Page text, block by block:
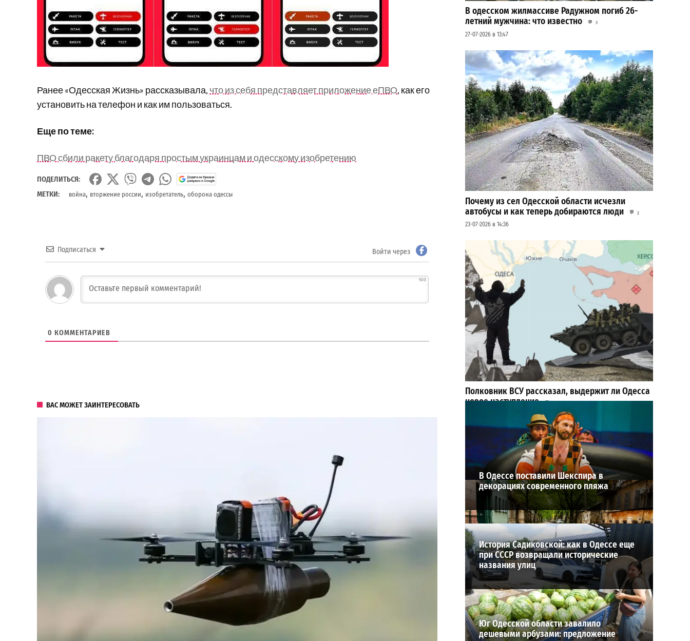
Ранее «Одесская Жизнь» рассказывала, что из себя представляет приложение еПВО, как его
установить на телефон и как им пользоваться.
Еще по теме:
ПВО сбили ракету благодаря простым украинцам и одесскому изобретению
ПОДЕЛИТЬСЯ:
МЕТКИ:
война, вторжение россии, изобретатель, оборона одессы
Подписаться Войти через
500
0 КОММЕНТАРИЕВ
ВАС МОЖЕТ ЗАИНТЕРЕСОВАТЬ
В одесском жилмассиве Радужном погиб 26-
летний мужчина: что известно
3
27-07-2026 в 13:47
Почему из сел Одесской области исчезли
автобусы и как теперь добираются люди
2
23-07-2026 в 14:36
Полковник ВСУ рассказал, выдержит ли Одесса
новое наступление
ВИБОР РЕДАКЦИИ
В Одессе поставили Шекспира в
декорациях современного пляжа
История Садиковской: как в Одессе еще
при СССР возвращали исторические
названия улиц
Юг Одесской области завалило
дешевыми арбузами: предложение